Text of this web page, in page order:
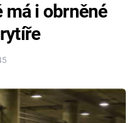
má i obrněné